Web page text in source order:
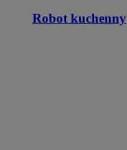
Robot kuchenny